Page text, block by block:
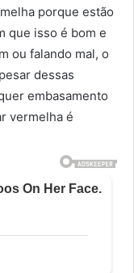
porque estão
que isso é bom e
ou falando mal, o
dessas
embasamento
vermelha é